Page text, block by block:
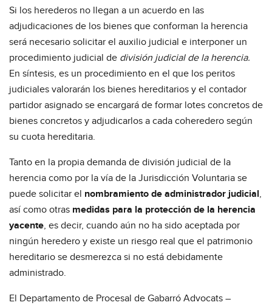
Si los herederos no llegan a un acuerdo en las
adjudicaciones de los bienes que conforman la herencia
será necesario solicitar el auxilio judicial e interponer un
procedimiento judicial de división judicial de la herencia.
En síntesis, es un procedimiento en el que los peritos
judiciales valorarán los bienes hereditarios y el contador
partidor asignado se encargará de formar lotes concretos de
bienes concretos y adjudicarlos a cada coheredero según
su cuota hereditaria.
Tanto en la propia demanda de división judicial de la
herencia como por la vía de la Jurisdicción Voluntaria se
puede solicitar el nombramiento de administrador judicial,
así como otras medidas para la protección de la herencia
yacente, es decir, cuando aún no ha sido aceptada por
ningún heredero y existe un riesgo real que el patrimonio
hereditario se desmerezca si no está debidamente
administrado.
El Departamento de Procesal de Gabarró Advocats –